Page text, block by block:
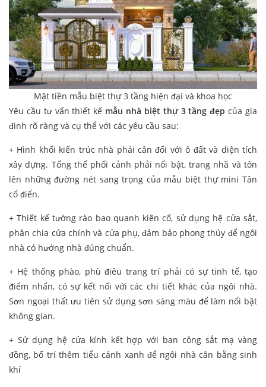
Mặt tiền mẫu biệt thự 3 tầng hiện đại và khoa học
Yêu cầu tư vấn thiết kế mẫu nhà biệt thự 3 tầng đẹp của gia
đình rõ ràng và cụ thể với các yêu cầu sau:
+ Hình khối kiến trúc nhà phải cân đối với ô đất và diện tích
xây dựng. Tổng thể phối cảnh phải nổi bật, trang nhã và tôn
lên những đường nét sang trọng của mẫu biệt thự mini Tân
cổ điển.
+ Thiết kế tường rào bao quanh kiên cố, sử dụng hệ cửa sắt,
phân chia cửa chính và cửa phụ, đảm bảo phong thủy để ngôi
nhà có hướng nhà đúng chuẩn.
+ Hệ thống phào, phù điêu trang trí phải có sự tinh tế, tạo
điểm nhấn, có sự kết nối với các chi tiết khác của ngôi nhà.
Sơn ngoại thất ưu tiên sử dụng sơn sáng màu để làm nổi bật
không gian.
+ Sử dụng hệ cửa kính kết hợp với ban công sắt mạ vàng
đồng, bố trí thêm tiểu cảnh xanh để ngôi nhà cân bằng sinh
khí